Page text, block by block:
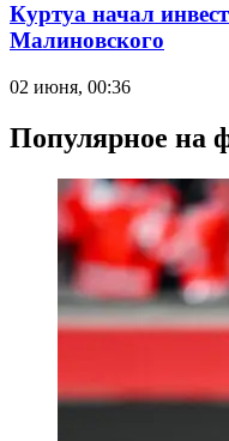
Куртуа начал
Малиновского
02 июня, 00:36
Популярное на